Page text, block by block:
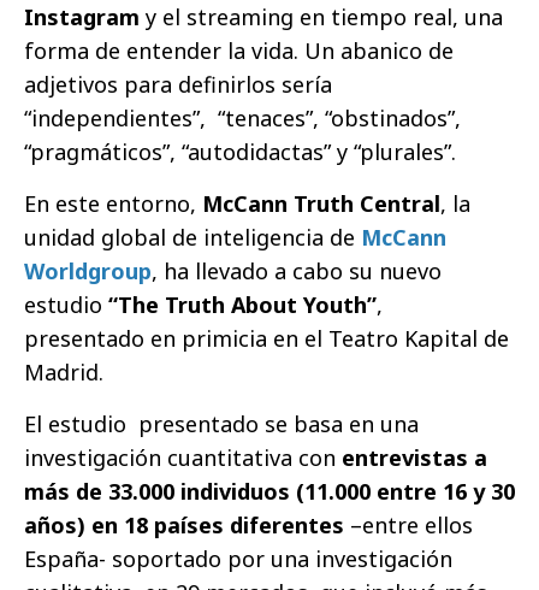
Instagram y el streaming en tiempo real, una
forma de entender la vida. Un abanico de
adjetivos para definirlos sería
“independientes”, “tenaces”, “obstinados”,
“pragmáticos”, “autodidactas” y “plurales”.
En este entorno, McCann Truth Central, la
unidad global de inteligencia de McCann
Worldgroup, ha llevado a cabo su nuevo
estudio “The Truth About Youth”,
presentado en primicia en el Teatro Kapital de
Madrid.
El estudio presentado se basa en una
investigación cuantitativa con entrevistas a
más de 33.000 individuos (11.000 entre 16 y 30
años) en 18 países diferentes –entre ellos
España- soportado por una investigación